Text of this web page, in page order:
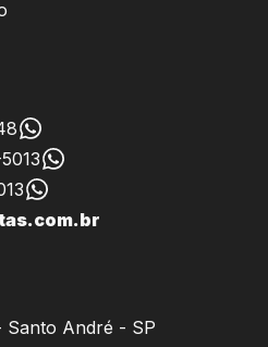
André - SP